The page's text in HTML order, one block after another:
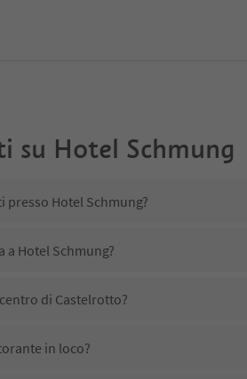
su Hotel Schmung
presso Hotel Schmung?
a Hotel Schmung?
di Castelrotto?
in loco?